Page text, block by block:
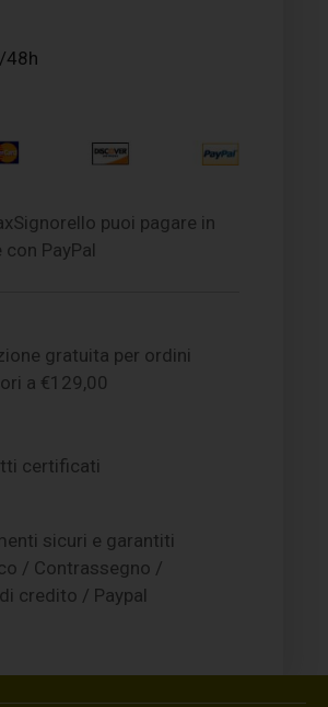
48h
puoi pagare in
con PayPal
gratuita per ordini
a €129,00
certificati
sicuri e garantiti
/ Contrassegno /
credito / Paypal